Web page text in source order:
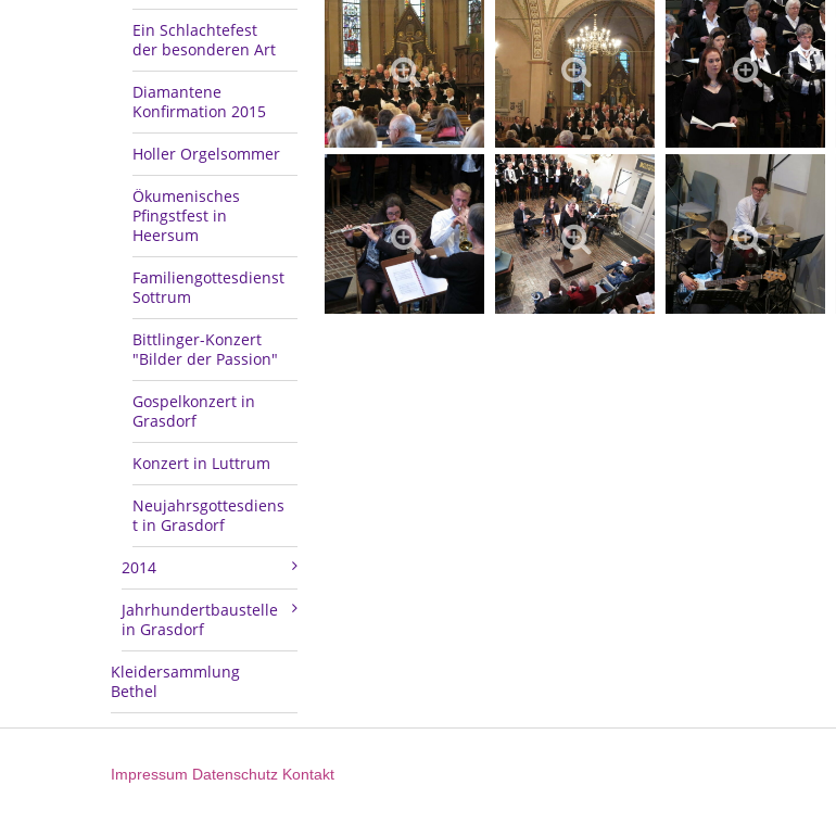
Ein Schlachtefest
der besonderen Art
Diamantene
Konfirmation 2015
Holler Orgelsommer
Ökumenisches
Pfingstfest in
Heersum
Familiengottesdienst
Sottrum
Bittlinger-Konzert
"Bilder der Passion"
Gospelkonzert in
Grasdorf
Konzert in Luttrum
Neujahrsgottesdiens
t in Grasdorf
2014
Jahrhundertbaustelle
in Grasdorf
Kleidersammlung
Bethel
Impressum Datenschutz Kontakt